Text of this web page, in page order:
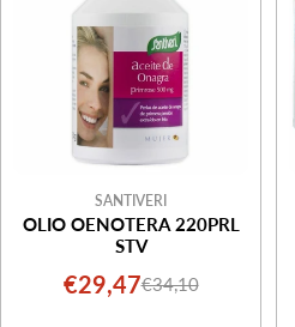
SANTIVERI
OLIO OENOTERA 220PRL
STV
Prezzo
€29,47Prezzo
€34,10